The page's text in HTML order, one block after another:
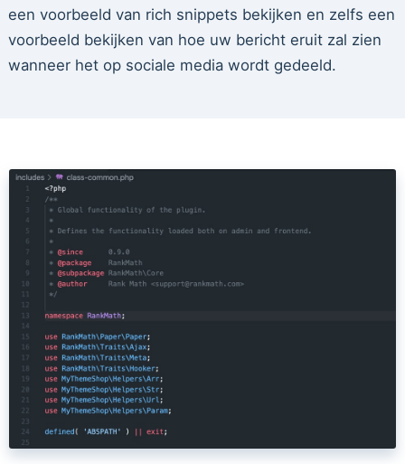
een voorbeeld van rich snippets bekijken en zelfs een
voorbeeld bekijken van hoe uw bericht eruit zal zien
wanneer het op sociale media wordt gedeeld.